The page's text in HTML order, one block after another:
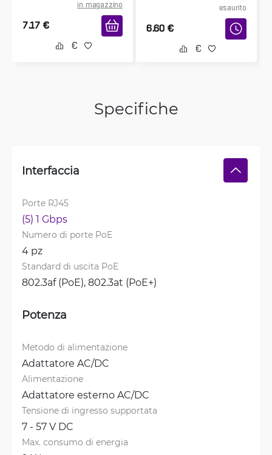
in magazzino
7.17 €
esaurito
6.60 €
Specifiche
Interfaccia
Porte RJ45
(5) 1 Gbps
Numero di porte PoE
4 pz
Standard di uscita PoE
802.3af (PoE), 802.3at (PoE+)
Potenza
Metodo di alimentazione
Adattatore AC/DC
Alimentazione
Adattatore esterno AC/DC
Tensione di ingresso supportata
7 - 57 V DC
Max. consumo di energia